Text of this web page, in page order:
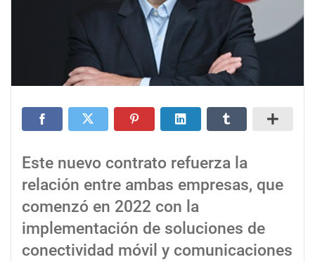
Este nuevo contrato refuerza la
relación entre ambas empresas, que
comenzó en 2022 con la
implementación de soluciones de
conectividad móvil y comunicaciones